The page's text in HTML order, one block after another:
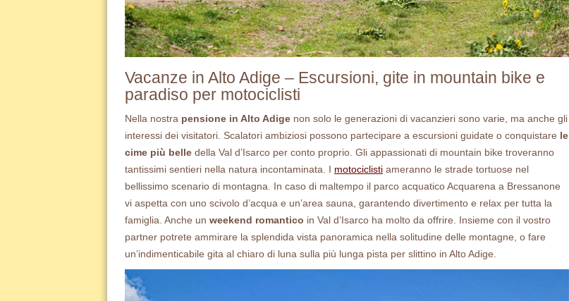
Vacanze in Alto Adige – Escursioni, gite in mountain bike e
paradiso per motociclisti
Nella nostra pensione in Alto Adige non solo le generazioni di vacanzieri sono varie, ma anche gli
interessi dei visitatori. Scalatori ambiziosi possono partecipare a escursioni guidate o conquistare le
cime più belle della Val d’Isarco per conto proprio. Gli appassionati di mountain bike troveranno
tantissimi sentieri nella natura incontaminata. I motociclisti ameranno le strade tortuose nel
bellissimo scenario di montagna. In caso di maltempo il parco acquatico Acquarena a Bressanone
vi aspetta con uno scivolo d’acqua e un’area sauna, garantendo divertimento e relax per tutta la
famiglia. Anche un weekend romantico in Val d’Isarco ha molto da offrire. Insieme con il vostro
partner potrete ammirare la splendida vista panoramica nella solitudine delle montagne, o fare
un’indimenticabile gita al chiaro di luna sulla più lunga pista per slittino in Alto Adige.